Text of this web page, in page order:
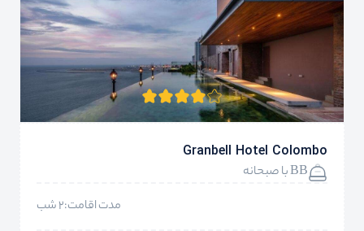
Granbell Hotel Colombo
BB با صبحانه
مدت اقامت:2 شب